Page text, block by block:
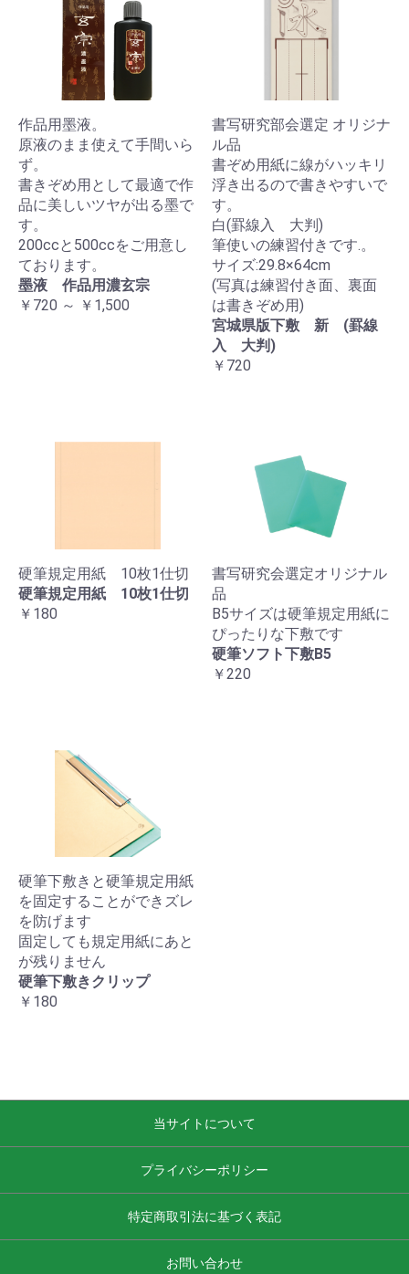
作品用墨液。
原液のまま使えて手間いら
ず。
書きぞめ用として最適で作
品に美しいツヤが出る墨で
す。
200ccと500ccをご用意し
ております。
墨液 作品用濃玄宗
￥720 ～ ￥1,500
書写研究部会選定 オリジナ
ル品
書ぞめ用紙に線がハッキリ
浮き出るので書きやすいで
す。
白(罫線入 大判)
筆使いの練習付きです.。
サイズ:29.8×64cm
(写真は練習付き面、裏面
は書きぞめ用)
宮城県版下敷 新 (罫線
入 大判)
￥720
硬筆規定用紙 10枚1仕切
硬筆規定用紙 10枚1仕切
￥180
書写研究会選定オリジナル
品
B5サイズは硬筆規定用紙に
ぴったりな下敷です
硬筆ソフト下敷B5
￥220
硬筆下敷きと硬筆規定用紙
を固定することができズレ
を防げます
固定しても規定用紙にあと
が残りません
硬筆下敷きクリップ
￥180
当サイトについて
プライバシーポリシー
特定商取引法に基づく表記
お問い合わせ